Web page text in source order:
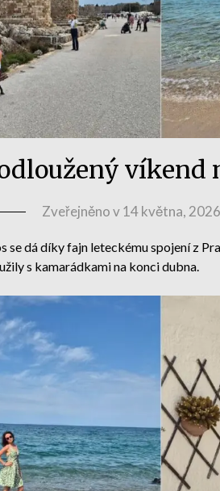
víkend
Zveřejněno v14 května, 2026
se dá díky fajn leteckému spojení z
s kamarádkami na konci dubna.